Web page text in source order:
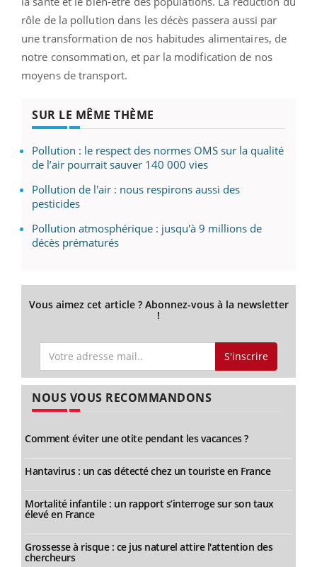
rôle de la pollution dans les décès passera aussi par
une transformation de nos habitudes alimentaires, de
notre consommation, et par la modification de nos
moyens de transport.
SUR LE MÊME THÈME
Pollution : le respect des normes OMS sur la qualité
de l’air pourrait sauver 140 000 vies
Pollution de l'air : nous respirons aussi des
pesticides
Pollution atmosphérique : jusqu'à 9 millions de
décès prématurés
Vous aimez cet article ? Abonnez-vous à la newsletter
!
S'inscrire
NOUS VOUS RECOMMANDONS
Comment éviter une otite pendant les vacances ?
Hantavirus : un cas détecté chez un touriste en France
Mortalité infantile : un rapport s’interroge sur son taux
élevé en France
Grossesse à risque : ce jus naturel attire l'attention des
chercheurs